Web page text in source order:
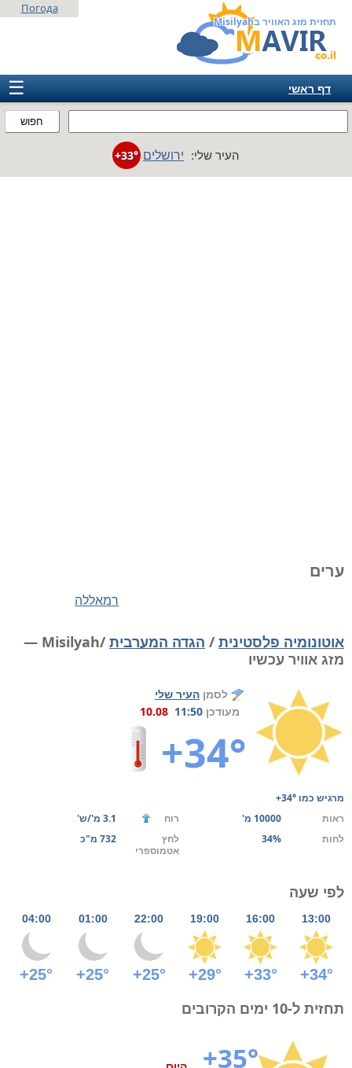
תחזית מזג האוויר בMisilyah
חפוש
Погода
☰
דף ראשי
אמריקה
העיר שלי: ירושלים +33°
ערים
רמאללה
אוטונומיה פלסטינית/ הגדה המערבית
/Misilyah —
מזג אוויר עכשיו
לסמן העיר שלי
מעודכן 11:50
10.08
+34°
מרגיש כמו +34°
ראות
10000 מ' רוח
3.1 מ'/ש'
לחות
34%
לחץ
אטמוספרי
732 מ"כ
לפי שעה
13:00
16:00
19:00
22:00
01:00
04:00
+34°
+33°
+29°
+25°
+25°
+25°
תחזית ל-10 ימים הקרובים
+35°